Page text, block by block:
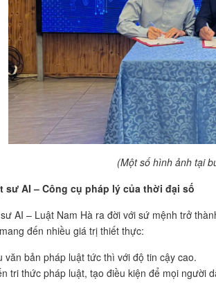
(Một số hình ảnh tại
sư AI – Công cụ pháp lý của thời đại số
AI – Luật Nam Hà ra đời với sứ mệnh trở
đến nhiều giá trị thiết thực:
văn bản pháp luật tức thì với độ tin cậy cao.
tri thức pháp luật, tạo điều kiện để mọi người